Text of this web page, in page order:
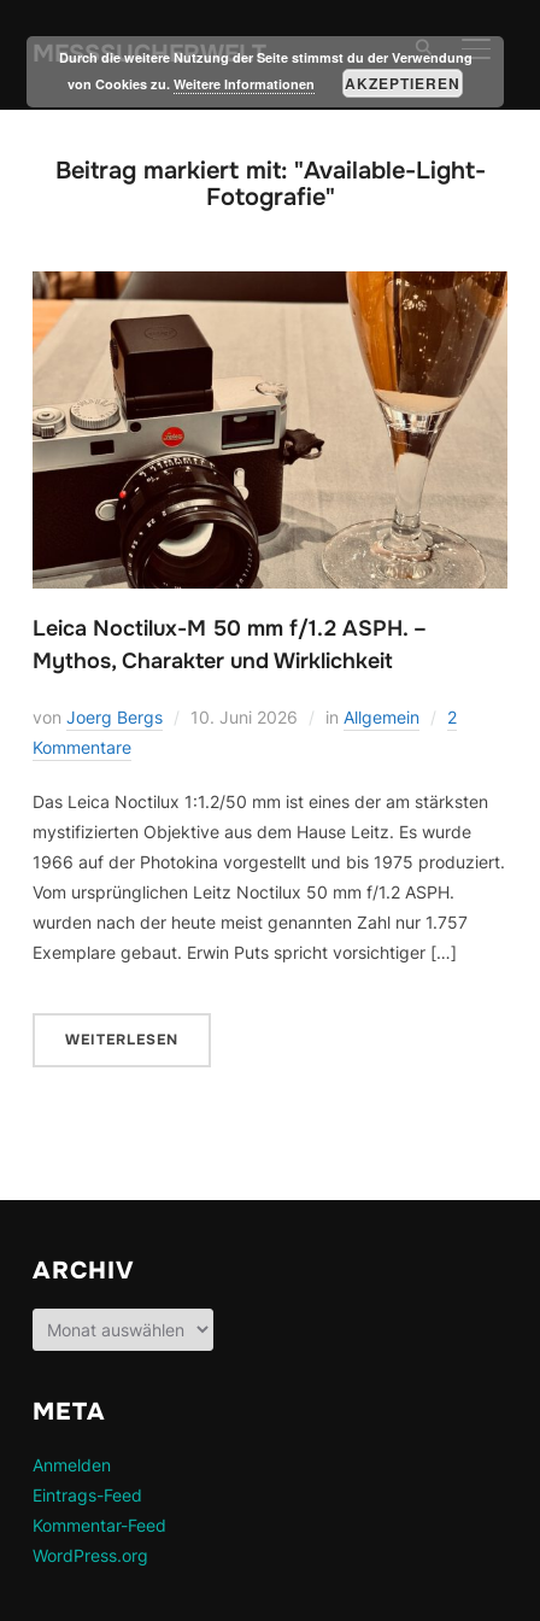
MESSSUCHERWELT
Beitrag markiert mit: "Available-Light-
Fotografie"
Leica Noctilux-M 50 mm f/1.2 ASPH. –
Mythos, Charakter und Wirklichkeit
von Joerg Bergs 10. Juni 2026 in Allgemein
2
Kommentare
Das Leica Noctilux 1:1.2/50 mm ist eines der am stärksten
mystifizierten Objektive aus dem Hause Leitz. Es wurde
1966 auf der Photokina vorgestellt und bis 1975 produziert.
Vom ursprünglichen Leitz Noctilux 50 mm f/1.2 ASPH.
wurden nach der heute meist genannten Zahl nur 1.757
Exemplare gebaut. Erwin Puts spricht vorsichtiger […]
WEITERLESEN
ARCHIV
Archiv
META
Anmelden
Eintrags-Feed
Kommentar-Feed
WordPress.org
Durch die weitere Nutzung der Seite stimmst du der Verwendung
von Cookies zu.Weitere Informationen AKZEPTIEREN